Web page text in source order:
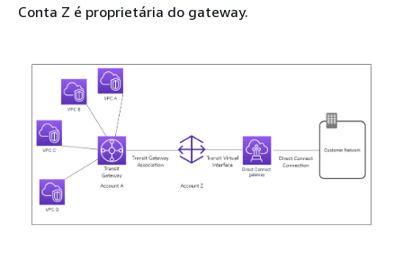
Conta Z é proprietária do gateway.